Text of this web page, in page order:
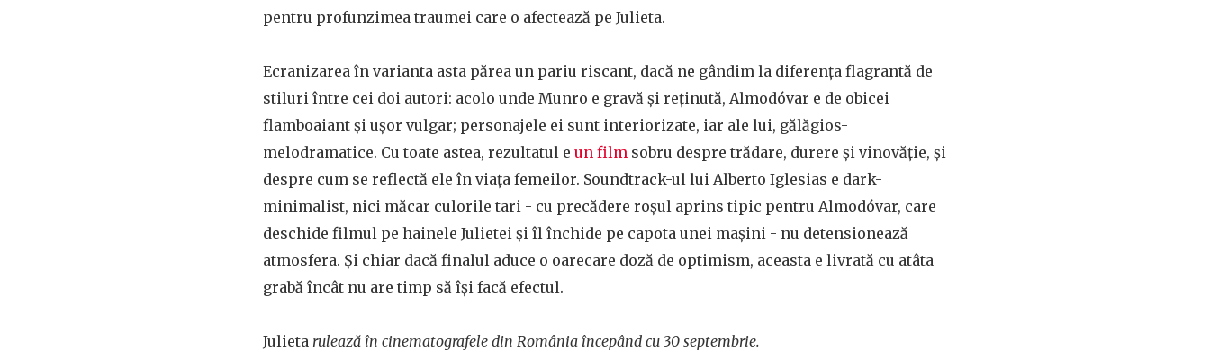
pentru profunzimea traumei care o afectează pe Julieta.
Ecranizarea în varianta asta părea un pariu riscant, dacă ne gândim la diferenţa flagrantă de
stiluri între cei doi autori: acolo unde Munro e gravă şi reţinută, Almodóvar e de obicei
flamboaiant şi uşor vulgar; personajele ei sunt interiorizate, iar ale lui, gălăgios-
melodramatice. Cu toate astea, rezultatul e un film sobru despre trădare, durere şi vinovăţie, şi
despre cum se reflectă ele în viaţa femeilor. Soundtrack-ul lui Alberto Iglesias e dark-
minimalist, nici măcar culorile tari - cu precădere roşul aprins tipic pentru Almodóvar, care
deschide filmul pe hainele Julietei şi îl închide pe capota unei maşini - nu detensionează
atmosfera. Şi chiar dacă finalul aduce o oarecare doză de optimism, aceasta e livrată cu atâta
grabă încât nu are timp să îşi facă efectul.
Julieta rulează în cinematografele din România începând cu 30 septembrie.